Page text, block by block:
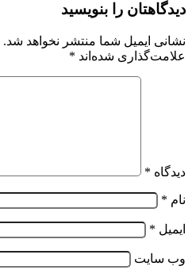
دیدگاهتان را بنویسید
نشانی ایمیل شما منتشر نخواهد شد.
علامت‌گذاری شده‌اند *
دیدگاه *
نام *
ایمیل *
وب‌ سایت